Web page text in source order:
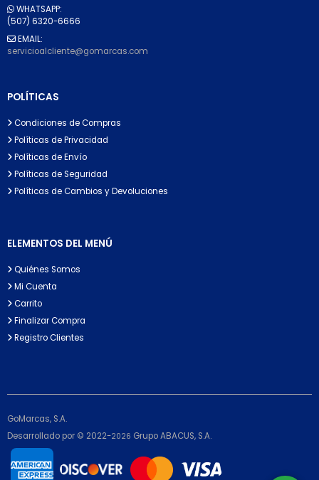
WHATSAPP:
(507) 6320-6666
EMAIL:
servicioalcliente@gomarcas.com
POLÍTICAS
Condiciones de Compras
Políticas de Privacidad
Políticas de Envío
Políticas de Seguridad
Políticas de Cambios y Devoluciones
ELEMENTOS DEL MENÚ
Quiénes Somos
Mi Cuenta
Carrito
Finalizar Compra
Registro Clientes
GoMarcas, S.A.
Desarrollado por © 2022-2026 Grupo ABACUS, S.A.